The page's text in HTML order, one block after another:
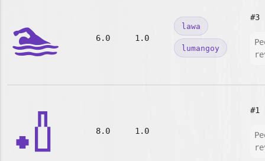
🏊 6.0 1.0
lawa
lumangoy
#3
🏏 8.0 1.0
#1